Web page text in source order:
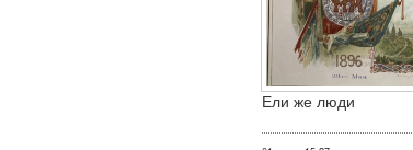
Ели же люди